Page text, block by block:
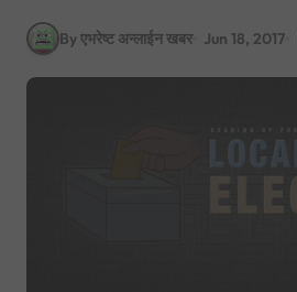
By एभरेष्ट अन्लाईन खबर Jun 18, 2017